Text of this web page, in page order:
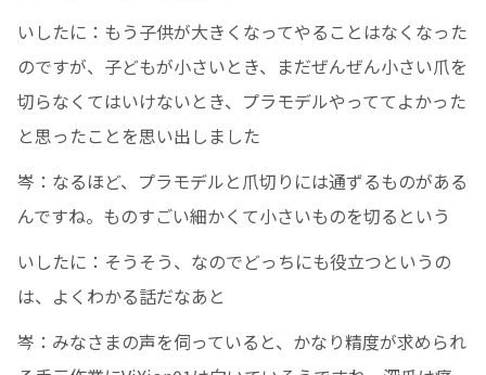
いしたに：もう子供が大きくなってやることはなくなった
のですが、子どもが小さいとき、まだぜんぜん小さい爪を
切らなくてはいけないとき、プラモデルやっててよかった
と思ったことを思い出しました
岑：なるほど、プラモデルと爪切りには通ずるものがある
んですね。ものすごい細かくて小さいものを切るという
いしたに：そうそう、なのでどっちにも役立つというの
は、よくわかる話だなあと
岑：みなさまの声を伺っていると、かなり精度が求められ